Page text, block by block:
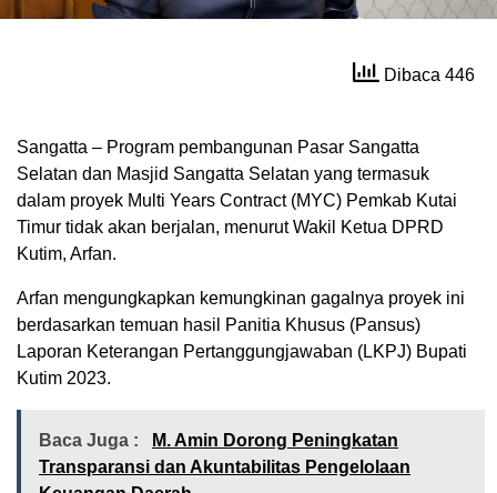
Dibaca 446
Sangatta – Program pembangunan Pasar Sangatta
Selatan dan Masjid Sangatta Selatan yang termasuk
dalam proyek Multi Years Contract (MYC) Pemkab Kutai
Timur tidak akan berjalan, menurut Wakil Ketua DPRD
Kutim, Arfan.
Arfan mengungkapkan kemungkinan gagalnya proyek ini
berdasarkan temuan hasil Panitia Khusus (Pansus)
Laporan Keterangan Pertanggungjawaban (LKPJ) Bupati
Kutim 2023.
Baca Juga :
M. Amin Dorong Peningkatan
Transparansi dan Akuntabilitas Pengelolaan